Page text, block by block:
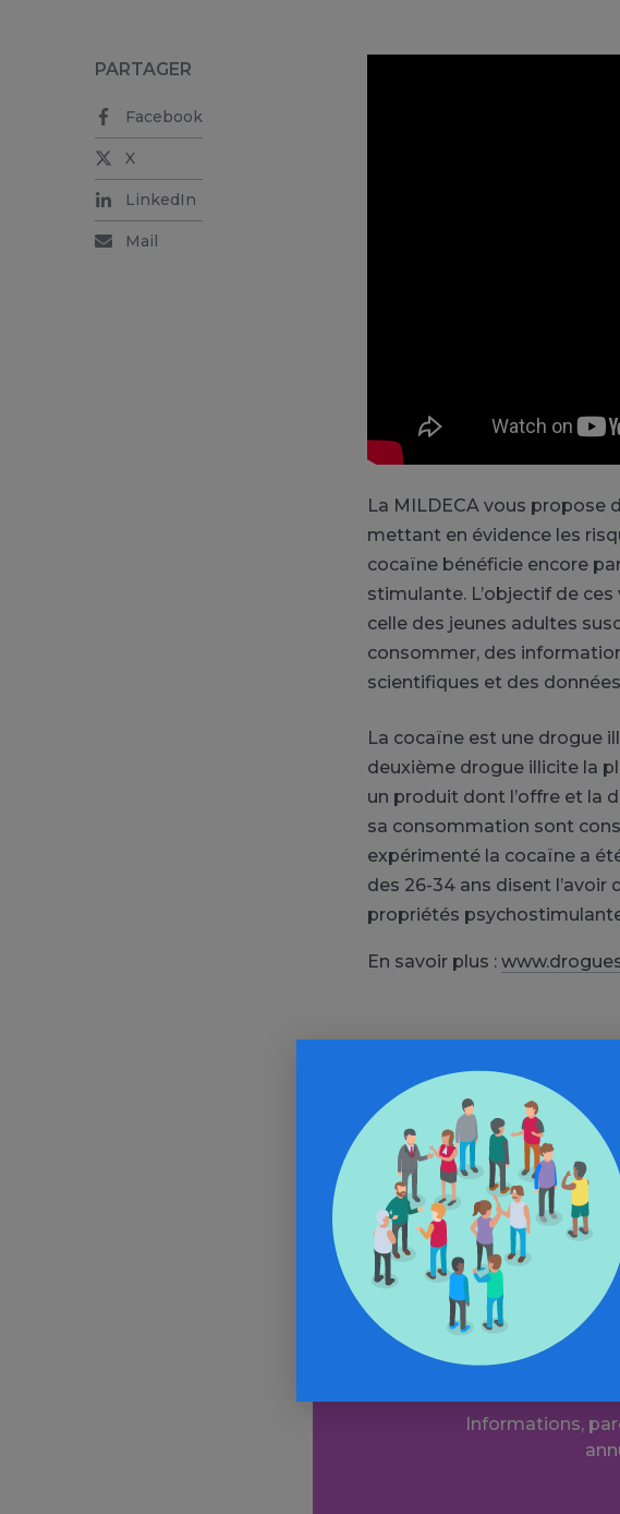
La MILDECA vous propose
mettant en évidence les
cocaïne bénéficie encore
stimulante. L’objectif de
celle des jeunes adultes
consommer, des
scientifiques et des
La cocaïne est une drogue
deuxième drogue illicite la
un produit dont l’offre et la
sa consommation sont
expérimenté la cocaïne a
des 26-34 ans disent
propriétés
En savoir plus :
PARTAGER
Facebook
X
LinkedIn
Mail
» en
Aller plus
Informations,